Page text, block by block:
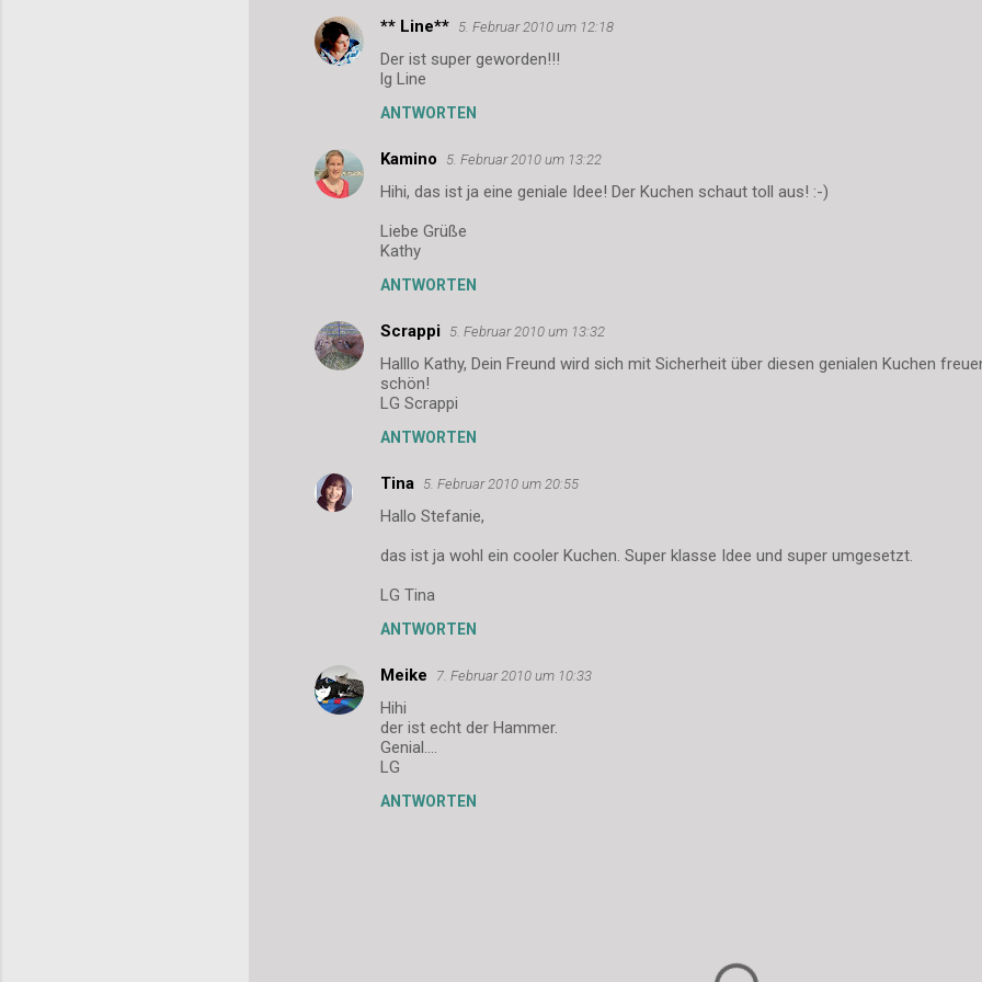
** Line** 5. Februar 2010 um 12:18
Der ist super geworden!!!
lg Line
ANTWORTEN
Kamino 5. Februar 2010 um 13:22
Hihi, das ist ja eine geniale Idee! Der Kuchen schaut toll aus! :-)
Liebe Grüße
Kathy
ANTWORTEN
Scrappi 5. Februar 2010 um 13:32
Halllo Kathy, Dein Freund wird sich mit Sicherheit über diesen genialen Kuchen
schön!
LG Scrappi
ANTWORTEN
Tina 5. Februar 2010 um 20:55
Hallo Stefanie,
das ist ja wohl ein cooler Kuchen. Super klasse Idee und super umgesetzt.
LG Tina
ANTWORTEN
Meike 7. Februar 2010 um 10:33
Hihi
der ist echt der Hammer.
Genial....
LG
ANTWORTEN